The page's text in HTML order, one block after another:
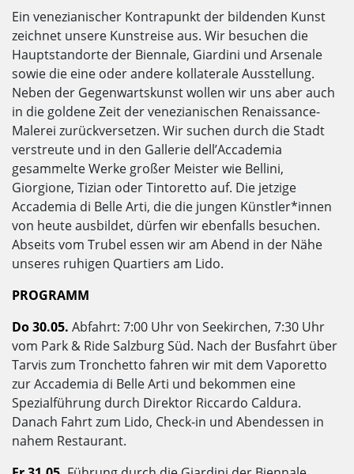
Ein venezianischer Kontrapunkt der bildenden Kunst
zeichnet unsere Kunstreise aus. Wir besuchen die
Hauptstandorte der Biennale, Giardini und Arsenale
sowie die eine oder andere kollaterale Ausstellung.
Neben der Gegenwartskunst wollen wir uns aber auch
in die goldene Zeit der venezianischen Renaissance-
Malerei zurückversetzen. Wir suchen durch die Stadt
verstreute und in den Gallerie dell’Accademia
gesammelte Werke großer Meister wie Bellini,
Giorgione, Tizian oder Tintoretto auf. Die jetzige
Accademia di Belle Arti, die die jungen Künstler*innen
von heute ausbildet, dürfen wir ebenfalls besuchen.
Abseits vom Trubel essen wir am Abend in der Nähe
unseres ruhigen Quartiers am Lido.
PROGRAMM
Do 30.05. Abfahrt: 7:00 Uhr von Seekirchen, 7:30 Uhr
vom Park & Ride Salzburg Süd. Nach der Busfahrt über
Tarvis zum Tronchetto fahren wir mit dem Vaporetto
zur Accademia di Belle Arti und bekommen eine
Spezialführung durch Direktor Riccardo Caldura.
Danach Fahrt zum Lido, Check-in und Abendessen in
nahem Restaurant.